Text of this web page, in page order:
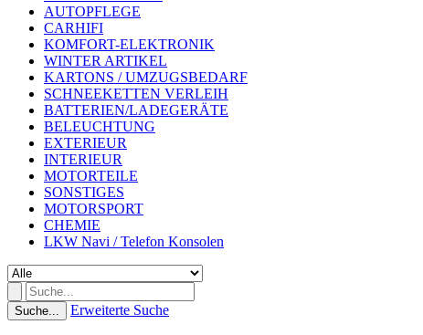
AUTOPFLEGE
CARHIFI
KOMFORT-ELEKTRONIK
WINTER ARTIKEL
KARTONS / UMZUGSBEDARF
SCHNEEKETTEN VERLEIH
BATTERIEN/LADEGERÄTE
BELEUCHTUNG
EXTERIEUR
INTERIEUR
MOTORTEILE
SONSTIGES
MOTORSPORT
CHEMIE
LKW Navi / Telefon Konsolen
Suche... Erweiterte Suche